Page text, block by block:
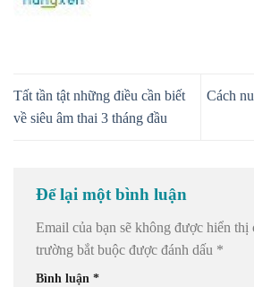
Tất tần tật những điều cần biết
về siêu âm thai 3 tháng đầu
Cách
Để lại một bình luận
Email của bạn sẽ không được hiển thị
trường bắt buộc được đánh dấu *
Bình luận *